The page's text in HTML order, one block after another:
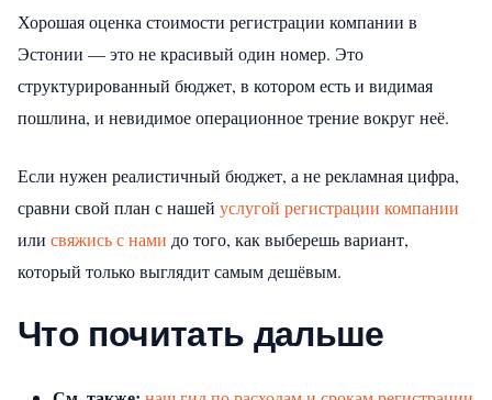
Хорошая оценка стоимости регистрации компании в
Эстонии — это не красивый один номер. Это
структурированный бюджет, в котором есть и видимая
пошлина, и невидимое операционное трение вокруг неё.
Если нужен реалистичный бюджет, а не рекламная цифра,
сравни свой план с нашей услугой регистрации компании
или свяжись с нами до того, как выберешь вариант,
который только выглядит самым дешёвым.
Что почитать дальше